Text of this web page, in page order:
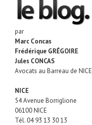
par
Marc Concas
Frédérique GRÉGOIRE
Jules CONCAS
Avocats au Barreau de NICE
NICE
54 Avenue Borriglione
06100 NICE
Tél. 04 93 13 30 13